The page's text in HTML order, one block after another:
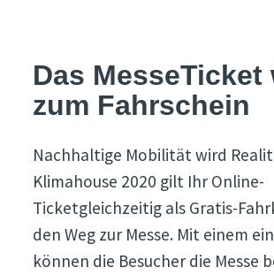
Das MesseTicket
zum Fahrschein
Nachhaltige Mobilität wird
Klimahouse 2020 gilt Ihr Online-
Ticketgleichzeitig als Gratis-
den Weg zur Messe. Mit einem
können die Besucher die Messe